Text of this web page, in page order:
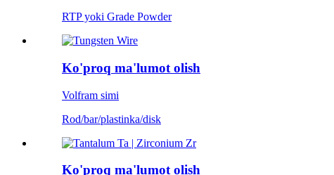
RTP yoki Grade Powder
Ko'proq ma'lumot olish
Volfram simi
Rod/bar/plastinka/disk
Ko'proq ma'lumot olish